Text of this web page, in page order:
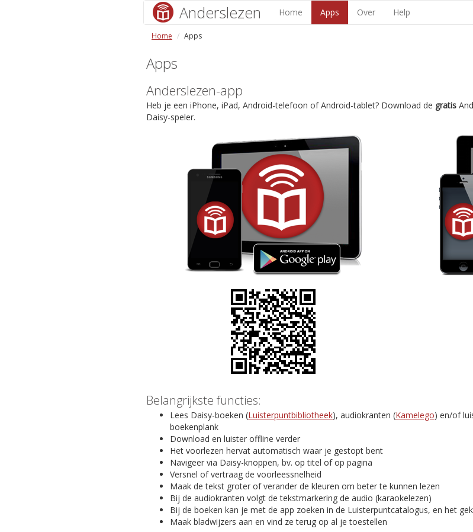
Anderslezen Home Apps Over Help
Home Apps
Apps
Anderslezen-app
Heb je een iPhone, iPad, Android-telefoon of Android-tablet? Download de gratis
Daisy-speler.
Belangrijkste functies:
Lees Daisy-boeken (Luisterpuntbibliotheek), audiokranten (Kamelego) en/of
boekenplank
Download en luister offline verder
Het voorlezen hervat automatisch waar je gestopt bent
Navigeer via Daisy-knoppen, bv. op titel of op pagina
Versnel of vertraag de voorleessnelheid
Maak de tekst groter of verander de kleuren om beter te kunnen lezen
Bij de audiokranten volgt de tekstmarkering de audio (karaokelezen)
Bij de boeken kan je met de app zoeken in de Luisterpuntcatalogus, en het
Maak bladwijzers aan en vind ze terug op al je toestellen